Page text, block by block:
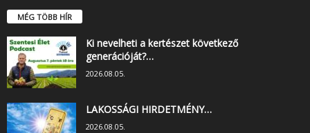
MÉG TÖBB HÍR
Ki nevelheti a kertészet következő
generációját?…
2026.08.05.
LAKOSSÁGI HIRDETMÉNY…
2026.08.05.